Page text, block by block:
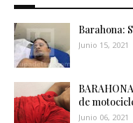
Barahona:
Junio 15, 2021
de
Junio 06, 2021